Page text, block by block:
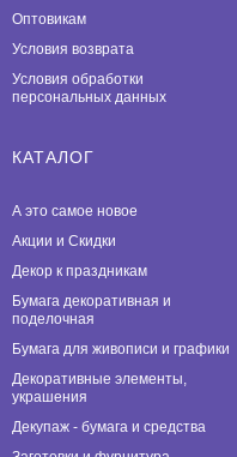
Оптовикам
Условия возврата
Условия обработки
персональных данных
КАТАЛОГ
А это самое новое
Акции и Скидки
Декор к праздникам
Бумага декоративная и
поделочная
Бумага для живописи и графики
Декоративные элементы,
украшения
Декупаж - бумага и средства